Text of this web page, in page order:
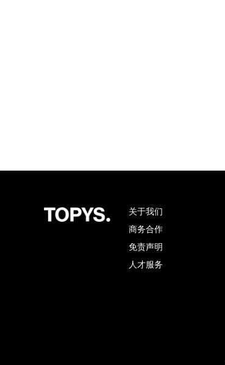
关于我们
商务合作
免责声明
人才服务